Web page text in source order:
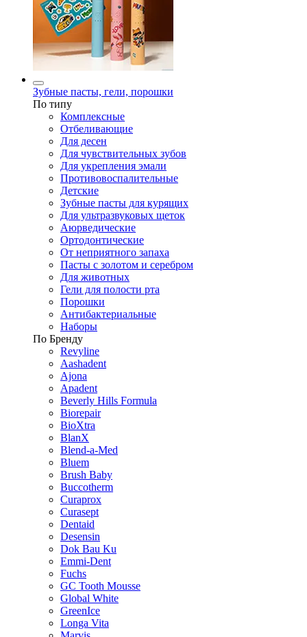
Зубные пасты, гели, порошки
По типу
Комплексные
Отбеливающие
Для десен
Для чувствительных зубов
Для укрепления эмали
Противовоспалительные
Детские
Зубные пасты для курящих
Для ультразвуковых щеток
Аюрведические
Ортодонтические
От неприятного запаха
Пасты с золотом и серебром
Для животных
Гели для полости рта
Порошки
Антибактериальные
Наборы
По Бренду
Revyline
Aashadent
Ajona
Apadent
Beverly Hills Formula
Biorepair
BioXtra
BlanX
Blend-a-Med
Bluem
Brush Baby
Buccotherm
Curaprox
Curasept
Dentaid
Desensin
Dok Bau Ku
Emmi-Dent
Fuchs
GC Tooth Mousse
Global White
GreenIce
Longa Vita